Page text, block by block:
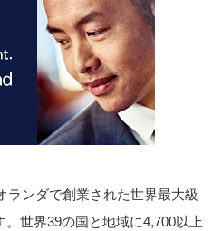
ランダで創業された世界最大級
世界39の国と地域に4,700以上